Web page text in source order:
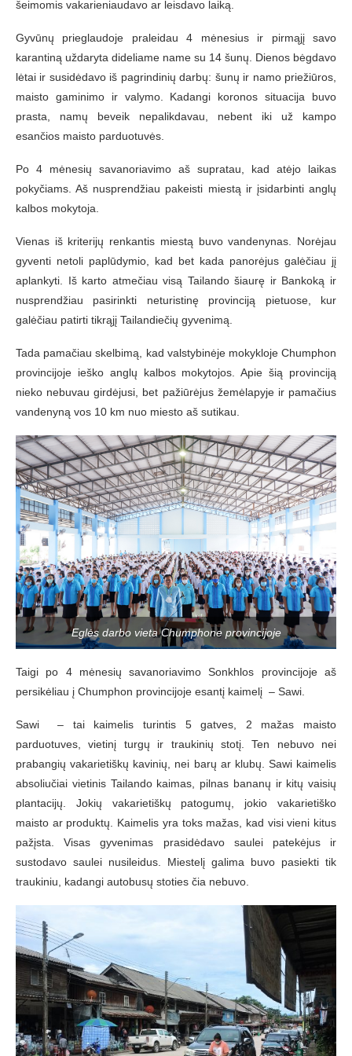
šeimomis vakarieniaudavo ar leisdavo laiką.
Gyvūnų prieglaudoje praleidau 4 mėnesius ir pirmąjį savo
karantiną uždaryta dideliame name su 14 šunų. Dienos bėgdavo
lėtai ir susidėdavo iš pagrindinių darbų: šunų ir namo priežiūros,
maisto gaminimo ir valymo. Kadangi koronos situacija buvo
prasta, namų beveik nepalikdavau, nebent iki už kampo
esančios maisto parduotuvės.
Po 4 mėnesių savanoriavimo aš supratau, kad atėjo laikas
pokyčiams. Aš nusprendžiau pakeisti miestą ir įsidarbinti anglų
kalbos mokytoja.
Vienas iš kriterijų renkantis miestą buvo vandenynas. Norėjau
gyventi netoli paplūdymio, kad bet kada panorėjus galėčiau jį
aplankyti. Iš karto atmečiau visą Tailando šiaurę ir Bankoką ir
nusprendžiau pasirinkti neturistinę provinciją pietuose, kur
galėčiau patirti tikrąjį Tailandiečių gyvenimą.
Tada pamačiau skelbimą, kad valstybinėje mokykloje Chumphon
provincijoje ieško anglų kalbos mokytojos. Apie šią provinciją
nieko nebuvau girdėjusi, bet pažiūrėjus žemėlapyje ir pamačius
vandenyną vos 10 km nuo miesto aš sutikau.
Eglės darbo vieta Chumphone provincijoje
Taigi po 4 mėnesių savanoriavimo Sonkhlos provincijoje aš
persikėliau į Chumphon provincijoje esantį kaimelį – Sawi.
Sawi – tai kaimelis turintis 5 gatves, 2 mažas maisto
parduotuves, vietinį turgų ir traukinių stotį. Ten nebuvo nei
prabangių vakarietiškų kavinių, nei barų ar klubų. Sawi kaimelis
absoliučiai vietinis Tailando kaimas, pilnas bananų ir kitų vaisių
plantacijų. Jokių vakarietiškų patogumų, jokio vakarietiško
maisto ar produktų. Kaimelis yra toks mažas, kad visi vieni kitus
pažįsta. Visas gyvenimas prasidėdavo saulei patekėjus ir
sustodavo saulei nusileidus. Miestelį galima buvo pasiekti tik
traukiniu, kadangi autobusų stoties čia nebuvo.